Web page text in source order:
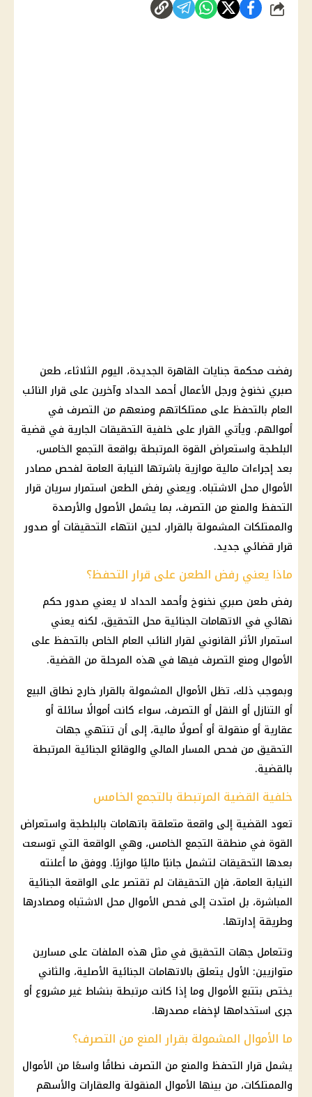
شارك
رفضت محكمة جنايات القاهرة الجديدة، اليوم الثلاثاء، طعن
صبري نخنوخ ورجل الأعمال أحمد الحداد وآخرين على قرار النائب
العام بالتحفظ على ممتلكاتهم ومنعهم من التصرف في
أموالهم. ويأتي القرار على خلفية التحقيقات الجارية في قضية
البلطجة واستعراض القوة المرتبطة بواقعة التجمع الخامس،
بعد إجراءات مالية موازية باشرتها النيابة العامة لفحص مصادر
الأموال محل الاشتباه. ويعني رفض الطعن استمرار سريان قرار
التحفظ والمنع من التصرف، بما يشمل الأصول والأرصدة
والممتلكات المشمولة بالقرار، لحين انتهاء التحقيقات أو صدور
قرار قضائي جديد.
ماذا يعني رفض الطعن على قرار التحفظ؟
رفض طعن صبري نخنوخ وأحمد الحداد لا يعني صدور حكم
نهائي في الاتهامات الجنائية محل التحقيق، لكنه يعني
استمرار الأثر القانوني لقرار النائب العام الخاص بالتحفظ على
الأموال ومنع التصرف فيها في هذه المرحلة من القضية.
وبموجب ذلك، تظل الأموال المشمولة بالقرار خارج نطاق البيع
أو التنازل أو النقل أو التصرف، سواء كانت أموالًا سائلة أو
عقارية أو منقولة أو أصولًا مالية، إلى أن تنتهي جهات
التحقيق من فحص المسار المالي والوقائع الجنائية المرتبطة
بالقضية.
خلفية القضية المرتبطة بالتجمع الخامس
تعود القضية إلى واقعة متعلقة باتهامات بالبلطجة واستعراض
القوة في منطقة التجمع الخامس، وهي الواقعة التي توسعت
بعدها التحقيقات لتشمل جانبًا ماليًا موازيًا. ووفق ما أعلنته
النيابة العامة، فإن التحقيقات لم تقتصر على الواقعة الجنائية
المباشرة، بل امتدت إلى فحص الأموال محل الاشتباه ومصادرها
وطريقة إدارتها.
وتتعامل جهات التحقيق في مثل هذه الملفات على مسارين
متوازيين: الأول يتعلق بالاتهامات الجنائية الأصلية، والثاني
يختص بتتبع الأموال وما إذا كانت مرتبطة بنشاط غير مشروع أو
جرى استخدامها لإخفاء مصدرها.
ما الأموال المشمولة بقرار المنع من التصرف؟
يشمل قرار التحفظ والمنع من التصرف نطاقًا واسعًا من الأموال
والممتلكات، من بينها الأموال المنقولة والعقارات والأسهم